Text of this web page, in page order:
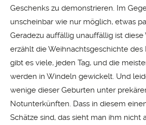
Geschenks zu demonstrieren. Im
unscheinbar wie nur möglich, etwas
Geradezu auffällig unauffällig ist diese
erzählt die Weihnachtsgeschichte des
gibt es viele, jeden Tag, und die
werden in Windeln gewickelt. Und
wenige dieser Geburten unter
Notunterkünften. Dass in diesem
Schätze sind, das sieht man ihm nicht